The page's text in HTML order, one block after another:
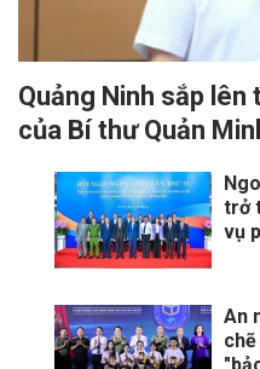
Quảng Ninh sắp lên
của Bí thư Quản
trở
vụ
An